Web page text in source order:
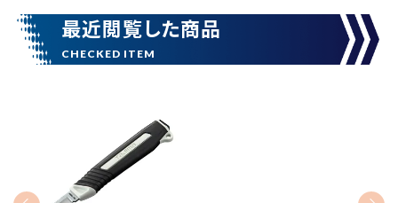
円 ～ 円
リセット
最近閲覧した商品